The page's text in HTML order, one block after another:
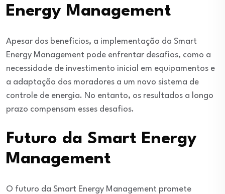
Energy Management
Apesar dos benefícios, a implementação da Smart
Energy Management pode enfrentar desafios, como a
necessidade de investimento inicial em equipamentos e
a adaptação dos moradores a um novo sistema de
controle de energia. No entanto, os resultados a longo
prazo compensam esses desafios.
Futuro da Smart Energy
Management
O futuro da Smart Energy Management promete